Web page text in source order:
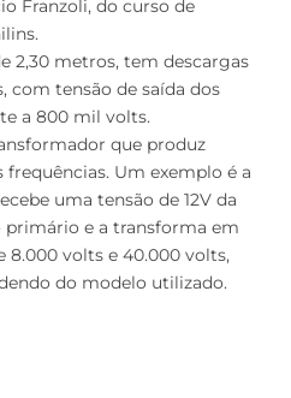
Franzoli, do curso de
2,30 metros, tem descargas
com tensão de saída dos
a 800 mil volts.
que produz
frequências. Um exemplo é a
uma tensão de 12V da
e a transforma em
8.000 volts e 40.000 volts,
do modelo utilizado.